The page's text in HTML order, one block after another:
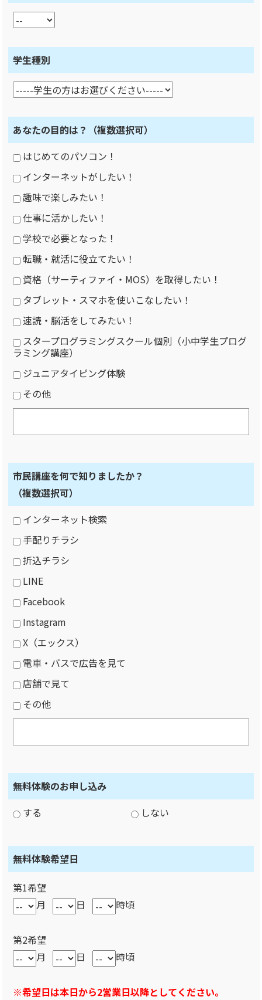
学生種別
あなたの目的は？
（複数選択可）
はじめてのパソコン！
インターネットがしたい！
趣味で楽しみたい！
仕事に活かしたい！
学校で必要となった！
転職・就活に役立てたい！
資格（サーティファイ・MOS）を取得したい！
タブレット・スマホを使いこなしたい！
速読・脳活をしてみたい！
スタープログラミングスクール個別（小中学生プログ
ラミング講座）
ジュニアタイピング体験
その他
市民講座を何で知りましたか？
（複数選択可）
インターネット検索
手配りチラシ
折込チラシ
LINE
Facebook
Instagram
X（エックス）
電車・バスで広告を見て
店舗で見て
その他
無料体験のお申し込み
する
しない
無料体験希望日
第1希望
月
日 時頃
第2希望
月
日 時頃
※希望日は本日から2営業日以降としてください。